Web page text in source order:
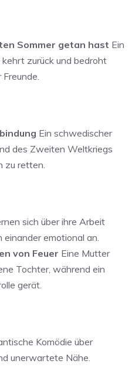
Sommer getan hast Ein
zurück und bedroht
Ein schwedischer
des Zweiten Weltkriegs
zu retten.
sich über ihre Arbeit
einander emotional an.
von Feuer Eine Mutter
Tochter, während ein
gerät.
Komödie über
unerwartete Nähe.